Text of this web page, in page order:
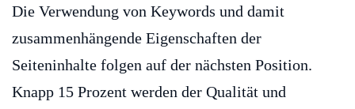
Die Verwendung von Keywords und damit
zusammenhängende Eigenschaften der
Seiteninhalte folgen auf der nächsten Position.
Knapp 15 Prozent werden der Qualität und